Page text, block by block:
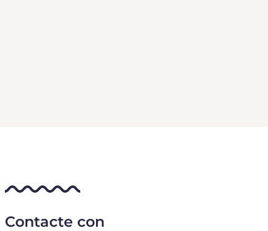
Contacte con